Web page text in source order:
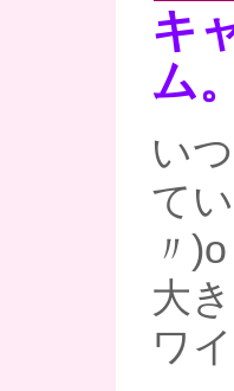
キ
ム。
い
て
〃)o
大
ワ